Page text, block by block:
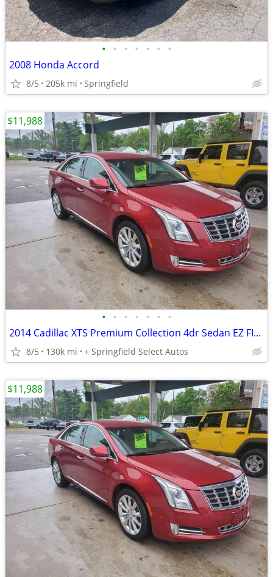
• • • • • • •
2008 Honda Accord
8/5 205k mi Springfield
• • • • • • •
2014 Cadillac XTS Premium Collection 4dr Sedan EZ FINANCING AVAILABLE
8/5 130k mi + Springfield Select Autos
$11,988
$11,988